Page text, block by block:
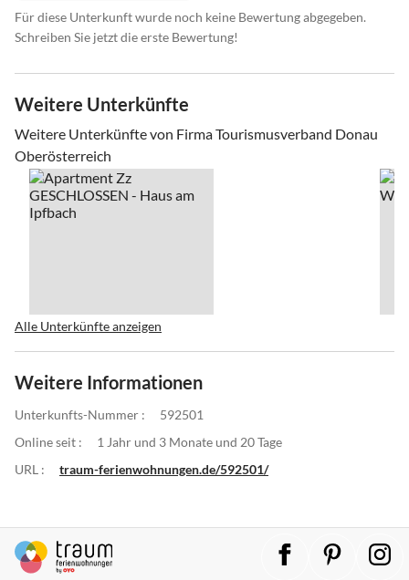
Für diese Unterkunft wurde noch keine Bewertung abgegeben.
Schreiben Sie jetzt die erste Bewertung!
Weitere Unterkünfte
Weitere Unterkünfte von Firma Tourismusverband Donau
Oberösterreich
Alle Unterkünfte anzeigen
Weitere Informationen
Unterkunfts-Nummer :
592501
Online seit :
1 Jahr und 3 Monate und 20 Tage
URL :
traum-ferienwohnungen.de/592501/